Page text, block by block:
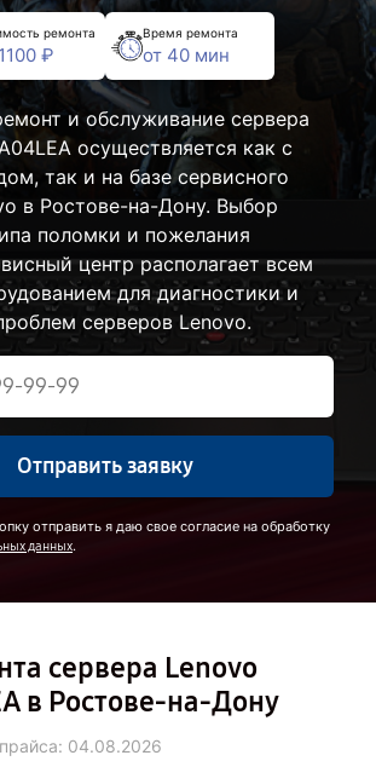
ремонта
₽
Время ремонта
от 40 мин
и обслуживание сервера
осуществляется как с
так и на базе сервисного
в Ростове-на-Дону. Выбор
поломки и пожелания
центр располагает всем
для диагностики и
серверов Lenovo.
Отправить заявку
отправить я даю свое согласие на обработку
данных.
сервера Lenovo
в Ростове-на-Дону
04.08.2026